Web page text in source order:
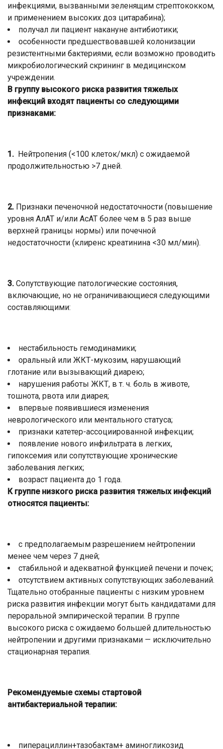
инфекциями, вызванными зеленящим стрептококком,
и применением высоких доз цитарабина);
получал ли пациент накануне антибиотики;
особенности предшествовавшей колонизации
резистентными бактериями, если возможно проводить
микробиологический скрининг в медицинском
учреждении.
В группу высокого риска развития тяжелых
инфекций входят пациенты со следующими
признаками:
1. Нейтропения (<100 клеток/мкл) с ожидаемой
продолжительностью >7 дней.
2. Признаки печеночной недостаточности (повышение
уровня АлАТ и/или АсАТ более чем в 5 раз выше
верхней границы нормы) или почечной
недостаточности (клиренс креатинина <30 мл/мин).
3. Сопутствующие патологические состояния,
включающие, но не ограничивающиеся следующими
составляющими:
нестабильность гемодинамики;
оральный или ЖКТ-мукозим, нарушающий
глотание или вызывающий диарею;
нарушения работы ЖКТ, в т. ч. боль в животе,
тошнота, рвота или диарея;
впервые появившиеся изменения
неврологического или ментального статуса;
признаки катетер-ассоциированной инфекции;
появление нового инфильтрата в легких,
гипоксемия или сопутствующие хронические
заболевания легких;
возраст пациента до 1 года.
К группе низкого риска развития тяжелых инфекций
относятся пациенты:
с предполагаемым разрешением нейтропении
менее чем через 7 дней;
стабильной и адекватной функцией печени и почек;
отсутствием активных сопутствующих заболеваний.
Тщательно отобранные пациенты с низким уровнем
риска развития инфекции могут быть кандидатами для
пероральной эмпирической терапии. В группе
высокого риска с ожидаемо большей длительностью
нейтропении и другими признаками — исключительно
стационарная терапия.
Рекомендуемые схемы стартовой
антибактериальной терапии:
пиперациллин+тазобактам+ аминогликозид